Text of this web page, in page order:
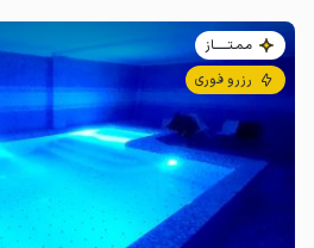
مـمـتــــــاز
رزرو فوری